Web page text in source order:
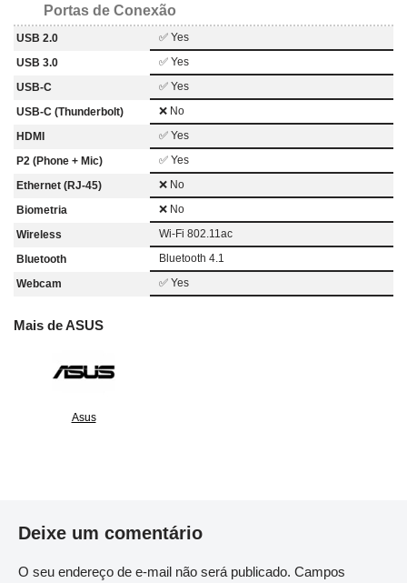
Portas de Conexão
USB 2.0
✅ Yes
USB 3.0
✅ Yes
USB-C
✅ Yes
USB-C (Thunderbolt)
❌ No
HDMI
✅ Yes
P2 (Phone + Mic)
✅ Yes
Ethernet (RJ-45)
❌ No
Biometria
❌ No
Wireless
Wi-Fi 802.11ac
Bluetooth
Bluetooth 4.1
Webcam
✅ Yes
Mais de ASUS
Asus
Deixe um comentário
O seu endereço de e-mail não será publicado. Campos